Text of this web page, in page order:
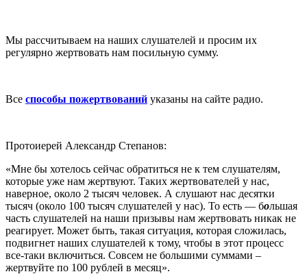
Мы рассчитываем на наших слушателей и просим их
регулярно жертвовать нам посильную сумму.
Все способы пожертвований указаны на сайте радио.
Протоиерей Александр Степанов:
«Мне бы хотелось сейчас обратиться не к тем слушателям,
которые уже нам жертвуют. Таких жертвователей у нас,
наверное, около 2 тысяч человек. А слушают нас десятки
тысяч (около 100 тысяч слушателей у нас). То есть — большая
часть слушателей на наши призывы нам жертвовать никак не
реагирует. Может быть, такая ситуация, которая сложилась,
подвигнет наших слушателей к тому, чтобы в этот процесс
все-таки включиться. Совсем не большими суммами –
жертвуйте по 100 рублей в месяц».